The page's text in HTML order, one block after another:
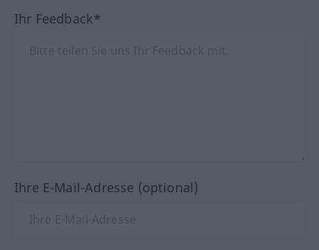
Ihr Feedback*
Ihre E-Mail-Adresse (optional)